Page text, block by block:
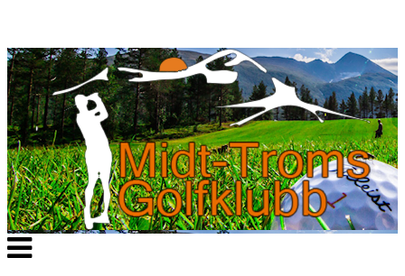
Veksle
navigasjon